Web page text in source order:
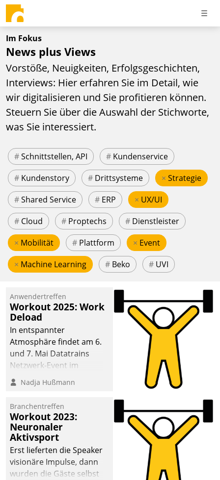
Im Fokus
News plus Views
Vorstöße, Neuigkeiten, Erfolgsgeschichten,
Interviews: Hier erfahren Sie im Detail, wie
wir digitalisieren und Sie profitieren können.
Steuern Sie über die Auswahl der Stichworte,
was Sie interessiert.
#Schnittstellen, API # Kundenservice
# Kundenstory # Drittsysteme × Strategie
#Shared Service # ERP × UX/UI
# Cloud # Proptechs # Dienstleister
× Mobilität # Plattform × Event
× Machine Learning # Beko # UVI
Anwendertreffen
Workout 2025: Work
Deload
In entspannter
Atmosphäre findet am 6.
und 7. Mai Datatrains
Netzwerk-Event im
Kunden- und Partnerkreis
statt. Zentrale Frage: Wie
Mammutprojekte
meistern und Workloads
wuppen – bei zunehmend
anspruchsvollen
Aufgaben und
abnehmendem
Nadja Hußmann
Branchentreffen
Workout 2023:
Neuronaler
Aktivsport
Erst lieferten die Speaker
visionäre Impulse, dann
wurden die Gäste selbst